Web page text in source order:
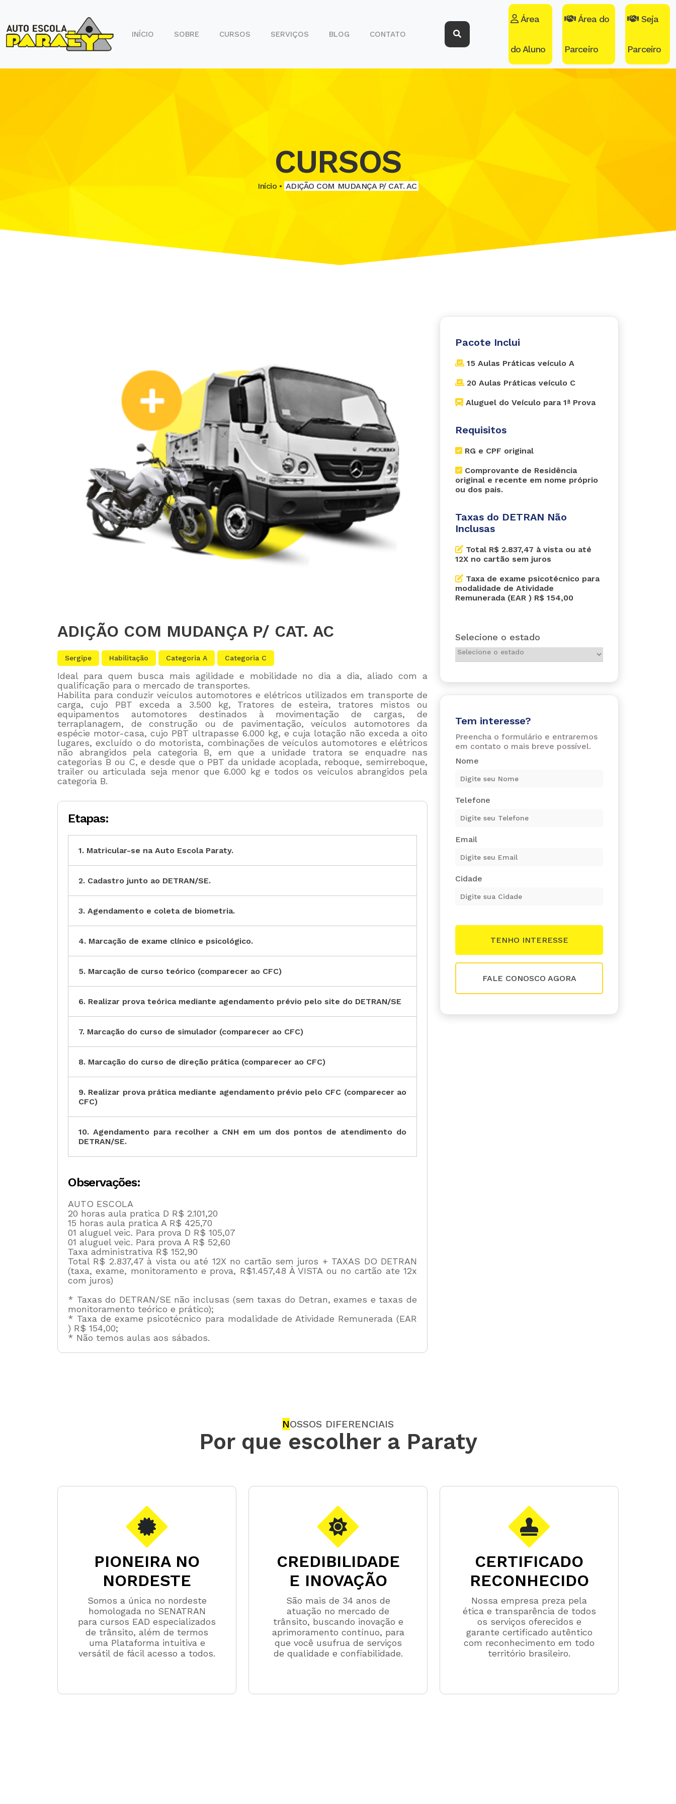
INÍCIO SOBRE CURSOS
SERVIÇOS
BLOG CONTATO
Área
do Aluno
Área do
Parceiro
Seja
Parceiro
CURSOS
Início • ADIÇÃO COM MUDANÇA P/ CAT. AC
ADIÇÃO COM MUDANÇA P/ CAT. AC
Sergipe Habilitação Categoria A Categoria C
Ideal para quem busca mais agilidade e mobilidade no dia a dia, aliado com a
qualificação para o mercado de transportes.
Habilita para conduzir veículos automotores e elétricos utilizados em transporte de
carga, cujo PBT exceda a 3.500 kg, Tratores de esteira, tratores mistos ou
equipamentos automotores destinados à movimentação de cargas, de
terraplanagem, de construção ou de pavimentação, veículos automotores da
espécie motor-casa, cujo PBT ultrapasse 6.000 kg, e cuja lotação não exceda a oito
lugares, excluído o do motorista, combinações de veículos automotores e elétricos
não abrangidos pela categoria B, em que a unidade tratora se enquadre nas
categorias B ou C, e desde que o PBT da unidade acoplada, reboque, semirreboque,
trailer ou articulada seja menor que 6.000 kg e todos os veículos abrangidos pela
categoria B.
Etapas:
1. Matricular-se na Auto Escola Paraty.
2. Cadastro junto ao DETRAN/SE.
3. Agendamento e coleta de biometria.
4. Marcação de exame clínico e psicológico.
5. Marcação de curso teórico (comparecer ao CFC)
6. Realizar prova teórica mediante agendamento prévio pelo site do DETRAN/SE
7. Marcação do curso de simulador (comparecer ao CFC)
8. Marcação do curso de direção prática (comparecer ao CFC)
9. Realizar prova prática mediante agendamento prévio pelo CFC (comparecer ao
CFC)
10. Agendamento para recolher a CNH em um dos pontos de atendimento do
DETRAN/SE.
Observações:
AUTO ESCOLA
20 horas aula pratica D R$ 2.101,20
15 horas aula pratica A R$ 425,70
01 aluguel veic. Para prova D R$ 105,07
01 aluguel veic. Para prova A R$ 52,60
Taxa administrativa R$ 152,90
Total R$ 2.837,47 à vista ou até 12X no cartão sem juros + TAXAS DO DETRAN
(taxa, exame, monitoramento e prova, R$1.457,48 À VISTA ou no cartão ate 12x
com juros)
* Taxas do DETRAN/SE não inclusas (sem taxas do Detran, exames e taxas de
monitoramento teórico e prático);
* Taxa de exame psicotécnico para modalidade de Atividade Remunerada (EAR
) R$ 154,00;
* Não temos aulas aos sábados.
Pacote Inclui
15 Aulas Práticas veículo A
20 Aulas Práticas veículo C
Aluguel do Veículo para 1ª Prova
Requisitos
RG e CPF original
Comprovante de Residência
original e recente em nome próprio
ou dos pais.
Taxas do DETRAN Não
Inclusas
Total R$ 2.837,47 à vista ou até
12X no cartão sem juros
Taxa de exame psicotécnico para
modalidade de Atividade
Remunerada (EAR ) R$ 154,00
Selecione o estado
Tem interesse?
Preencha o formulário e entraremos
em contato o mais breve possível.
Nome
Telefone
Email
Cidade
FALE CONOSCO AGORA
NOSSOS DIFERENCIAIS
Por que escolher a Paraty
PIONEIRA NO
NORDESTE
Somos a única no nordeste
homologada no SENATRAN
para cursos EAD especializados
de trânsito, além de termos
uma Plataforma intuitiva e
versátil de fácil acesso a todos.
CREDIBILIDADE
E INOVAÇÃO
São mais de 34 anos de
atuação no mercado de
trânsito, buscando inovação e
aprimoramento contínuo, para
que você usufrua de serviços
de qualidade e confiabilidade.
CERTIFICADO
RECONHECIDO
Nossa empresa preza pela
ética e transparência de todos
os serviços oferecidos e
garante certificado autêntico
com reconhecimento em todo
território brasileiro.